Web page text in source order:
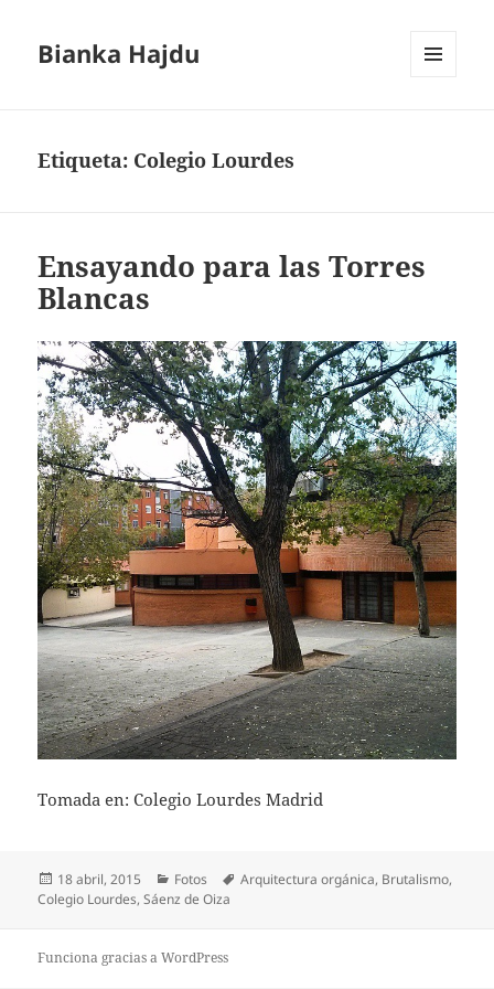
Bianka Hajdu
Etiqueta: Colegio Lourdes
Ensayando para las Torres
Blancas
Tomada en: Colegio Lourdes Madrid
Publicado
el
18 abril, 2015 Categorías
Fotos Etiquetas
Arquitectura orgánica, Brutalismo,
Colegio Lourdes,Sáenz de Oiza
Funciona gracias a WordPress